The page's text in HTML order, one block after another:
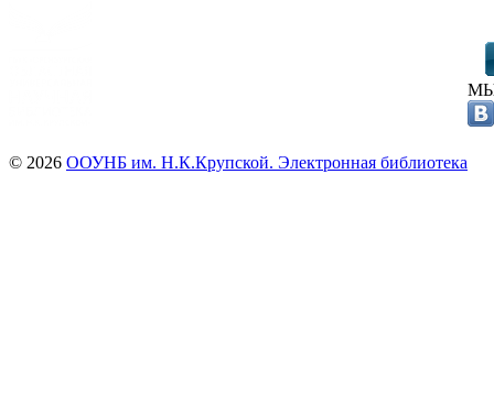
© 2026 ООУНБ им. Н.К.Крупской. Электронная библиотека